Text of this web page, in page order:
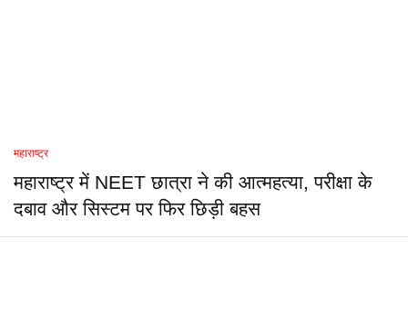
महाराष्ट्र
महाराष्ट्र में NEET छात्रा ने की आत्महत्या, परीक्षा के
दबाव और सिस्टम पर फिर छिड़ी बहस